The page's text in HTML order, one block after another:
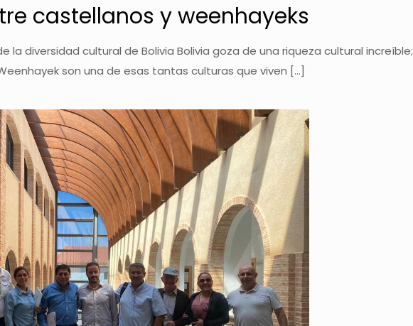
castellanos y weenhayeks
la diversidad cultural de Bolivia Bolivia goza de una riqueza cultural increíble;
son una de esas tantas culturas que viven […]